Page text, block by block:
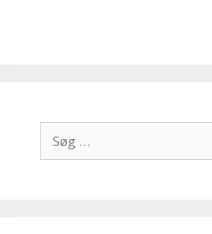
efter: